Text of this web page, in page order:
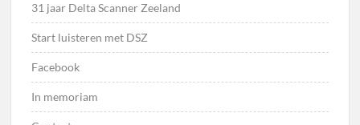
31 jaar Delta Scanner Zeeland
Start luisteren met DSZ
Facebook
In memoriam